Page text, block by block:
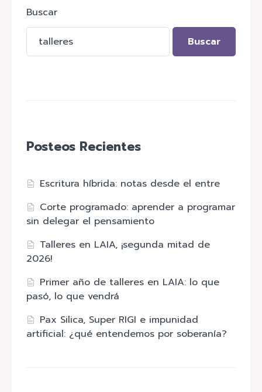
Buscar
Buscar
Posteos Recientes
Escritura híbrida: notas desde el entre
Corte programado: aprender a programar
sin delegar el pensamiento
Talleres en LAIA, ¡segunda mitad de
2026!
Primer año de talleres en LAIA: lo que
pasó, lo que vendrá
Pax Silica, Super RIGI e impunidad
artificial: ¿qué entendemos por soberanía?